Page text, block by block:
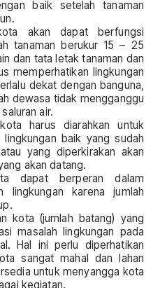
baik setelah tanaman
akan dapat berfungsi
tanaman berukur 15 – 25
dan tata letak tanaman dan
memperhatikan lingkungan
dekat dengan banguna,
dewasa tidak mengganggu
air.
harus diarahkan untuk
lingkungan baik yang sudah
yang diperkirakan akan
akan datang.
dapat berperan dalam
lingkungan karena jumlah
kota (jumlah batang) yang
masalah lingkungan pada
Hal ini perlu diperhatikan
sangat mahal dan lahan
untuk menyangga kota
kegiatan.